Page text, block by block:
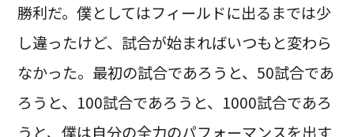
勝利だ。僕としてはフィールドに出るまでは少
し違ったけど、試合が始まればいつもと変わら
なかった。最初の試合であろうと、50試合であ
ろうと、100試合であろうと、1000試合であろ
うと、僕は自分の全力のパフォーマンスを出す